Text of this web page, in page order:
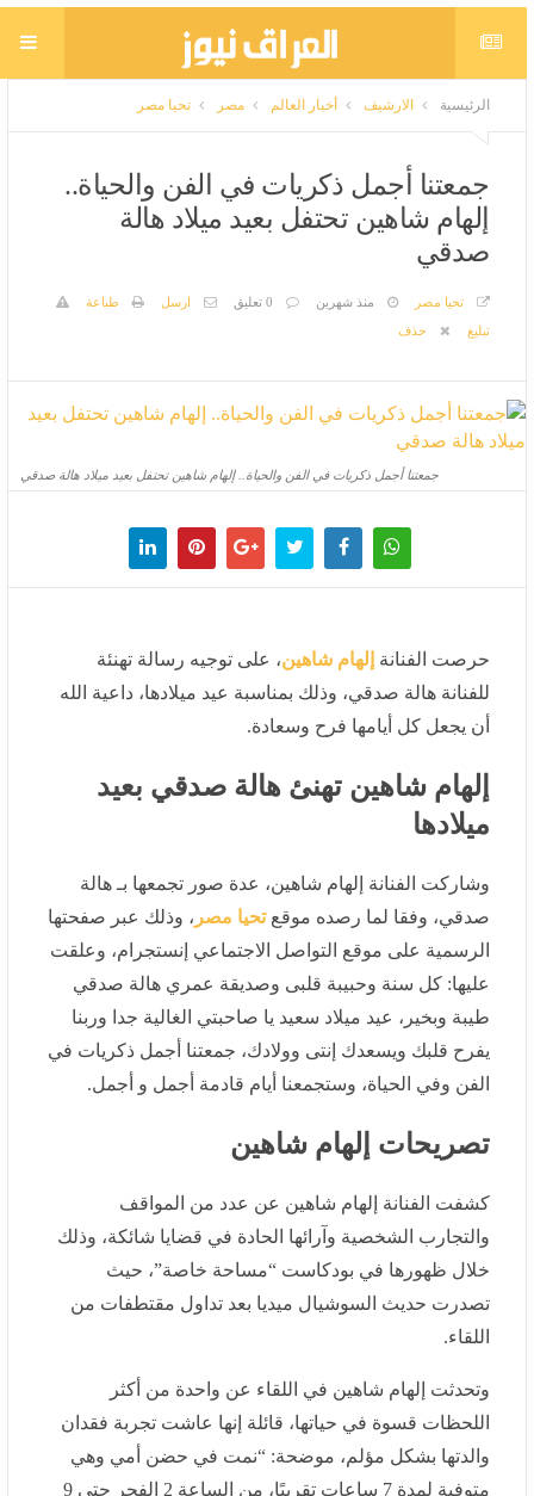
الرئيسية الارشيف أخبار العالم تحيا مصر
جمعتنا أجمل ذكريات في الفن والحياة..
إلهام شاهين تحتفل بعيد ميلاد هالة صدقي
تحيا مصر
جمعتنا أجمل ذكريات في الفن والحياة.. إلهام شاهين تحتفل بعيد ميلاد هالة صدقي
هالة صدقي، وذلك بمناسبة عيد ميلادها، داعية الله أن يجعل
كل أيامها فرح وسعادة.
إلهام شاهين تهنئ هالة صدقي بعيد
ميلادها
وشاركت الفنانة إلهام شاهين، عدة صور تجمعها بـ هالة
صدقي، وفقا لما رصده موقع
تحيا مصر
، وذلك عبر صفحتها
الرسمية على موقع التواصل الاجتماعي إنستجرام، وعلقت
عليها: كل سنة وحبيبة قلبى وصديقة عمري هالة صدقي طيبة
وبخير، عيد ميلاد سعيد يا صاحبتي الغالية جدا وربنا يفرح قلبك
ويسعدك إنتى وولادك، جمعتنا أجمل ذكريات في الفن وفي
الحياة، وستجمعنا أيام قادمة أجمل و أجمل.
تصريحات إلهام شاهين
كشفت الفنانة إلهام شاهين عن عدد من المواقف والتجارب
الشخصية وآرائها الحادة في قضايا شائكة، وذلك خلال
ظهورها في بودكاست “مساحة خاصة”، حيث تصدرت حديث
السوشيال ميديا بعد تداول مقتطفات من اللقاء.
وتحدثت إلهام شاهين في اللقاء عن واحدة من أكثر اللحظات
قسوة في حياتها، قائلة إنها عاشت تجربة فقدان والدتها
بشكل مؤلم، موضحة: “نمت في حضن أمي وهي متوفية
لمدة 7 ساعات تقريبًا، من الساعة 2 الفجر حتى 9 الصبح”،
في إشارة إلى حالة الصدمة التي مرت بها وقت الوفاة
وصعوبة تقبلها للخبر في لحظاته الأولى.